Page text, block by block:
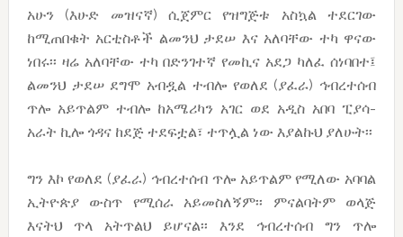
አሁን (እሁድ መዝናኛ) ሲጀምር የዝግጅቱ አስኳል ተደርገው
ከሚጠበቁት አርቲስቶች ልመንህ ታደሠ እና አለባቸው ተካ ዋናው
ነበሩ፡፡ ዛሬ አለባቸው ተካ በድንገተኛ የመኪና አደጋ ካለፈ ሰነባበተ፤
ልመንህ ታደሠ ደግሞ አብዷል ተብሎ የወለደ (ያፈራ) ኅብረተሰብ
ጥሎ አይጥልም ተብሎ ከአሜሪካን አገር ወደ አዲስ አበባ ፒያሳ-
አራት ኪሎ ጎዳና ከደጅ ተደፍቷል፣ ተጥሏል ነው እያልኩህ ያለሁት፡፡
ግን እኮ የወለደ (ያፈራ) ኅብረተሰብ ጥሎ አይጥልም የሚለው አባባል
ኢትዮጵያ ውስጥ የሚሰራ አይመስለኝም፡፡ ምናልባትም ወላጅ
እናትህ ጥላ አትጥልህ ይሆናል፡፡ እንደ ኅብረተሰብ ግን ጥሎ